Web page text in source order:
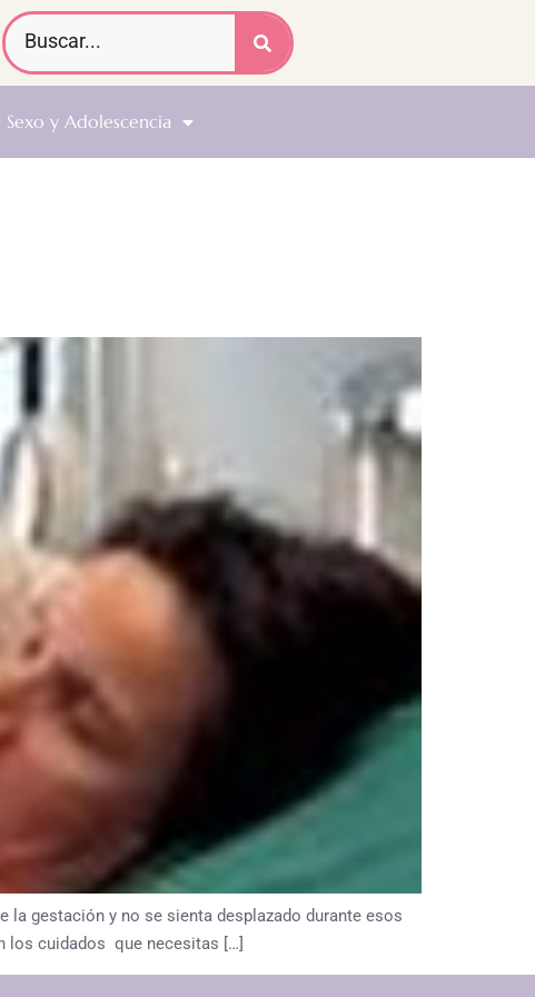
Sexo y Adolescencia
la gestación y no se sienta desplazado durante esos
los cuidados que necesitas […]